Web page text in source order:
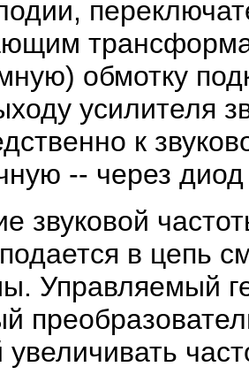
обмотку
усилителя
к
-- через
звуковой
в цепь
Управляемый